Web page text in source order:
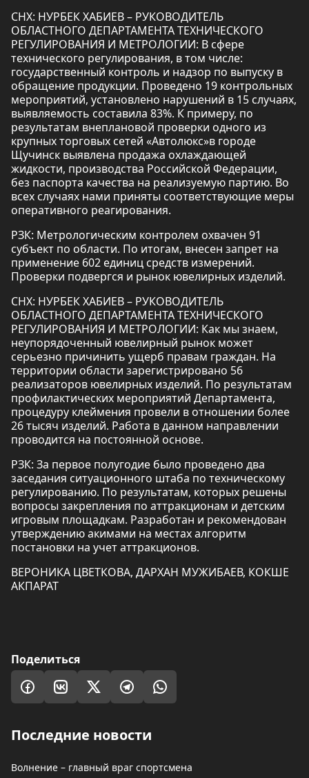
СНХ: НУРБЕК ХАБИЕВ – РУКОВОДИТЕЛЬ
ОБЛАСТНОГО ДЕПАРТАМЕНТА ТЕХНИЧЕСКОГО
РЕГУЛИРОВАНИЯ И МЕТРОЛОГИИ: В сфере
технического регулирования, в том числе:
государственный контроль и надзор по выпуску в
обращение продукции. Проведено 19 контрольных
мероприятий, установлено нарушений в 15 случаях,
выявляемость составила 83%. К примеру, по
результатам внеплановой проверки одного из
крупных торговых сетей «Автолюкс»в городе
Щучинск выявлена продажа охлаждающей
жидкости, производства Российской Федерации,
без паспорта качества на реализуемую партию. Во
всех случаях нами приняты соответствующие меры
оперативного реагирования.
РЗК: Метрологическим контролем охвачен 91
субъект по области. По итогам, внесен запрет на
применение 602 единиц средств измерений.
Проверки подвергся и рынок ювелирных изделий.
СНХ: НУРБЕК ХАБИЕВ – РУКОВОДИТЕЛЬ
ОБЛАСТНОГО ДЕПАРТАМЕНТА ТЕХНИЧЕСКОГО
РЕГУЛИРОВАНИЯ И МЕТРОЛОГИИ: Как мы знаем,
неупорядоченный ювелирный рынок может
серьезно причинить ущерб правам граждан. На
территории области зарегистрировано 56
реализаторов ювелирных изделий. По результатам
профилактических мероприятий Департамента,
процедуру клеймения провели в отношении более
26 тысяч изделий. Работа в данном направлении
проводится на постоянной основе.
РЗК: За первое полугодие было проведено два
заседания ситуационного штаба по техническому
регулированию. По результатам, которых решены
вопросы закрепления по аттракционам и детским
игровым площадкам. Разработан и рекомендован
утверждению акимами на местах алгоритм
постановки на учет аттракционов.
ВЕРОНИКА ЦВЕТКОВА, ДАРХАН МУЖИБАЕВ, КОКШЕ
АКПАРАТ
Поделиться
Последние новости
Волнение – главный враг спортсмена